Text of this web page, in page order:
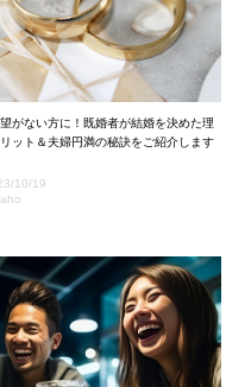
がない方に！既婚者が結婚を決めた理
ット＆夫婦円満の秘訣をご紹介します
10/19